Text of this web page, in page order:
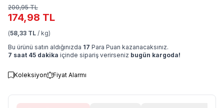
200,95TL
174,98 TL
(58,33 TL / kg)
Bu ürünü satın aldığınızda 17 Para Puan kazanacaksınız.
7 saat 45 dakika içinde sipariş verirseniz bugün kargoda!
Koleksiyon Fiyat Alarmı